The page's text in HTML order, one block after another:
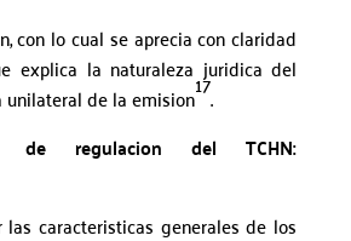
con lo cual se aprecia con claridad
explica la naturaleza juridica del
unilateral de la emision17.
de regulacion del TCHN:
las caracteristicas generales de los